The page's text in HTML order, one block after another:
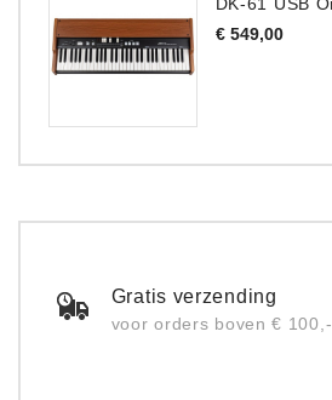
€ 549,00Prijs
Gratis verzending
voor orders boven € 100,-